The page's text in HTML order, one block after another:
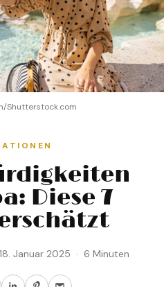
Shutterstock.com
Diese 7
Januar 2025 · 6 Minuten